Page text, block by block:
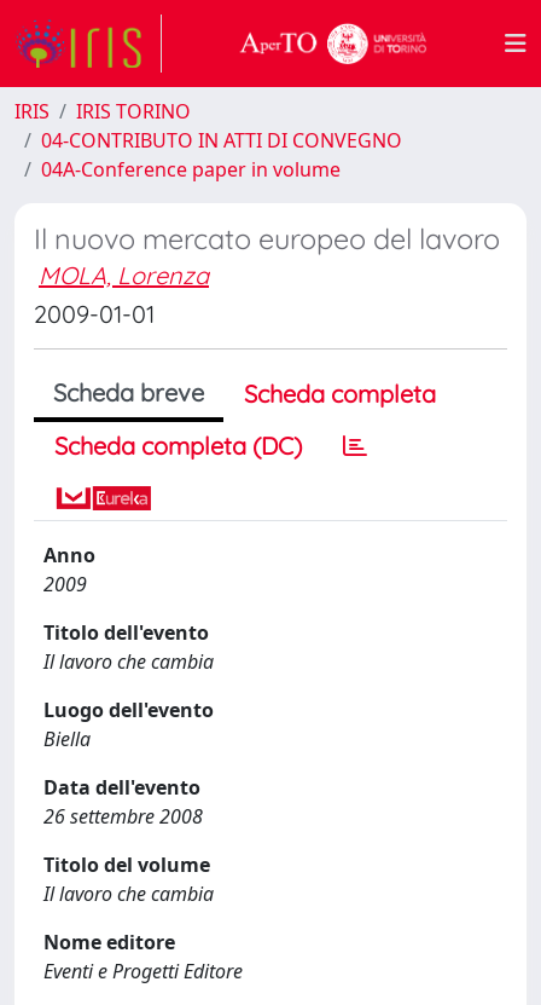
IRIS
IRIS TORINO
04-CONTRIBUTO IN ATTI DI CONVEGNO
04A-Conference paper in volume
Il nuovo mercato europeo del lavoro
MOLA, Lorenza
2009-01-01
Scheda breve
Scheda completa
Scheda completa (DC)
Anno
2009
Titolo dell'evento
Il lavoro che cambia
Luogo dell'evento
Biella
Data dell'evento
26 settembre 2008
Titolo del volume
Il lavoro che cambia
Nome editore
Eventi e Progetti Editore